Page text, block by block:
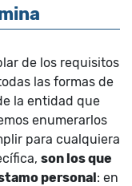
de los requisitos
las formas de
la entidad que
enumerarlos
para cualquiera
son los que
personal: en